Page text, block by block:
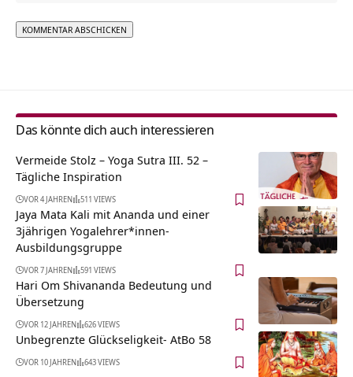
Das könnte dich auch interessieren
Vermeide Stolz – Yoga Sutra III. 52 –
Tägliche Inspiration
VOR 4 JAHREN 511 VIEWS
Jaya Mata Kali mit Ananda und einer
3jährigen Yogalehrer*innen-
Ausbildungsgruppe
VOR 7 JAHREN 591 VIEWS
Hari Om Shivananda Bedeutung und
Übersetzung
VOR 12 JAHREN 626 VIEWS
Unbegrenzte Glückseligkeit- AtBo 58
VOR 10 JAHREN 643 VIEWS